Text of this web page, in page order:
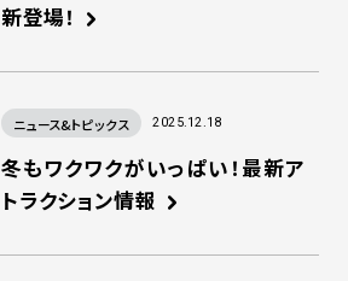
新登場！
ニュース&トピックス 2025.12.18
冬もワクワクがいっぱい！最新ア
トラクション情報